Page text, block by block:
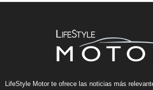
LifeStyle Motor te ofrece las noticias más